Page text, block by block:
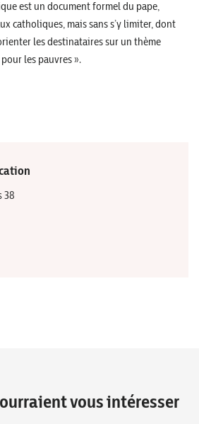
est un document formel du pape,
catholiques, mais sans s’y limiter, dont
les destinataires sur un thème
les pauvres ».
38
vous intéresser